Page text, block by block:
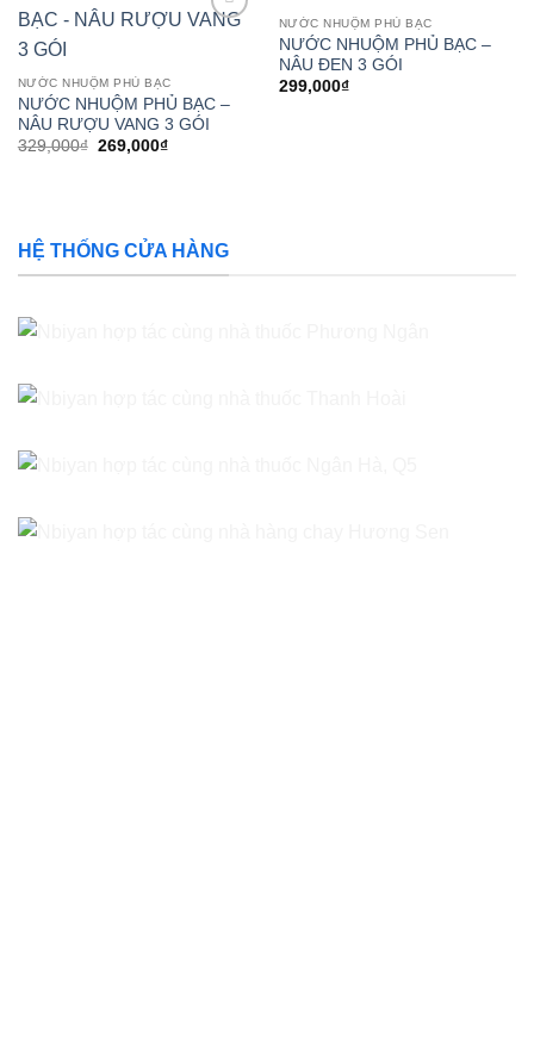
NƯỚC NHUỘM PHỦ BẠC
NƯỚC NHUỘM PHỦ BẠC –
NÂU RƯỢU VANG 3 GÓI
329,000₫ Giá
269,000₫Giá
NƯỚC NHUỘM PHỦ BẠC
NƯỚC NHUỘM PHỦ BẠC –
NÂU ĐEN 3 GÓI
299,000₫
HỆ THỐNG CỬA HÀNG